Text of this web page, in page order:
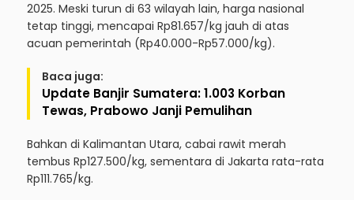
2025. Meski turun di 63 wilayah lain, harga nasional
tetap tinggi, mencapai Rp81.657/kg jauh di atas
acuan pemerintah (Rp40.000-Rp57.000/kg).
Baca juga:
Update Banjir Sumatera: 1.003 Korban
Tewas, Prabowo Janji Pemulihan
Bahkan di Kalimantan Utara, cabai rawit merah
tembus Rp127.500/kg, sementara di Jakarta rata-rata
Rp111.765/kg.